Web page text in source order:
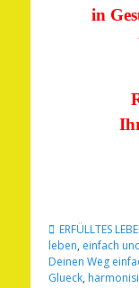
in
Kategorien
ERFÜLLTES
leben, einfach
Deinen Weg
Glueck,